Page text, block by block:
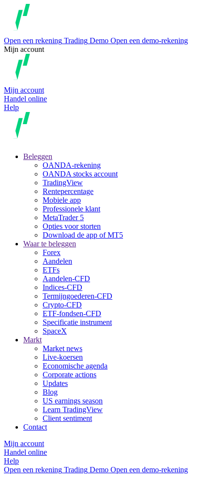
Open een rekening Trading Demo Open een demo-rekening
Mijn account
Mijn account
Handel online
Help
Beleggen
OANDA-rekening
OANDA stocks account
TradingView
Rentepercentage
Mobiele app
Professionele klant
MetaTrader 5
Opties voor storten
Download de app of MT5
Waar te beleggen
Forex
Aandelen
ETFs
Aandelen-CFD
Indices-CFD
Termijngoederen-CFD
Crypto-CFD
ETF-fondsen-CFD
Specificatie instrument
SpaceX
Markt
Market news
Live-koersen
Economische agenda
Corporate actions
Updates
Blog
US earnings season
Learn TradingView
Client sentiment
Contact
Mijn account
Handel online
Help
Open een rekening Trading Demo Open een demo-rekening